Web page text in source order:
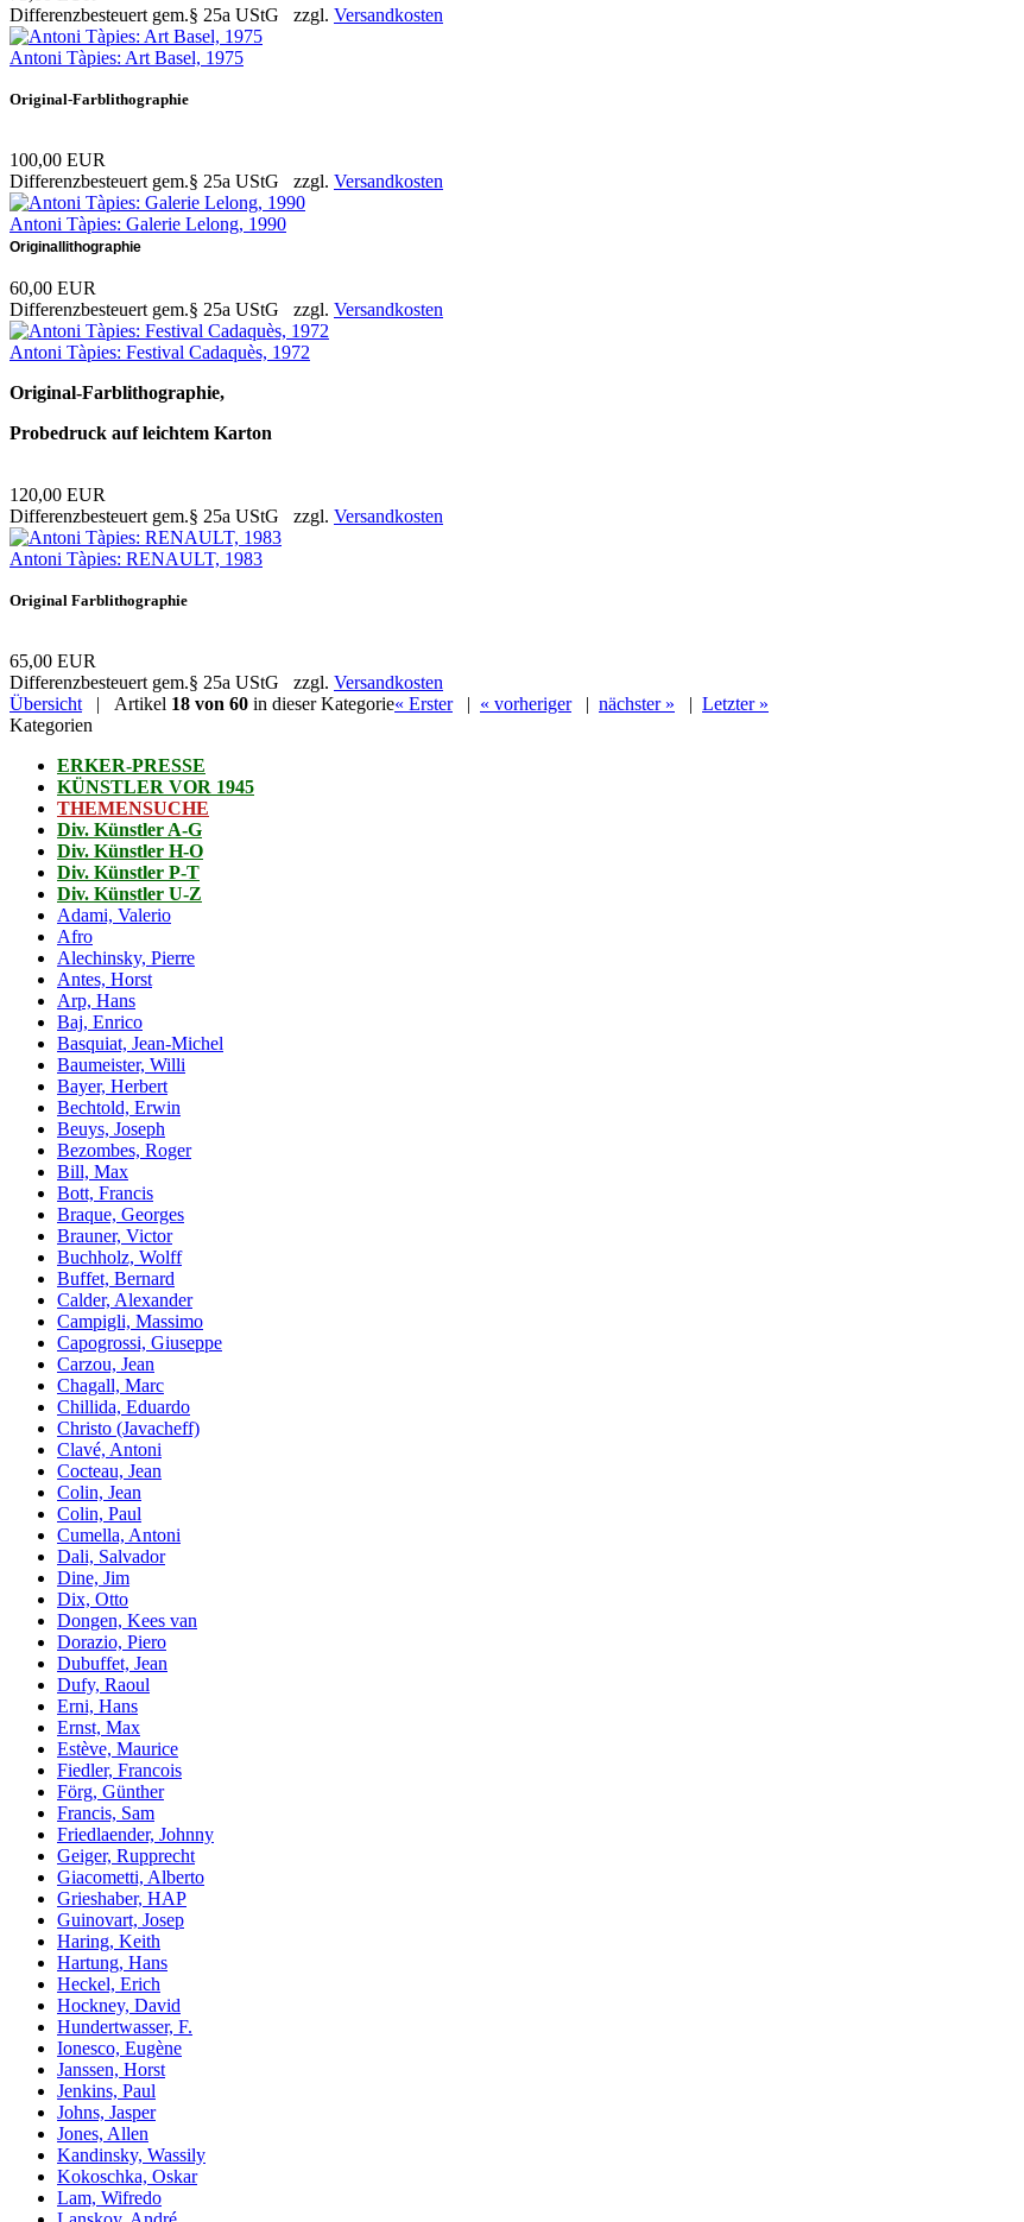
Differenzbesteuert gem.§ 25a UStG zzgl. Versandkosten
Antoni Tàpies: Art Basel, 1975
Original-Farblithographie
100,00 EUR
Differenzbesteuert gem.§ 25a UStG zzgl. Versandkosten
Antoni Tàpies: Galerie Lelong, 1990
Originallithographie
60,00 EUR
Differenzbesteuert gem.§ 25a UStG zzgl. Versandkosten
Antoni Tàpies: Festival Cadaquès, 1972
Original-Farblithographie,
Probedruck auf leichtem Karton
120,00 EUR
Differenzbesteuert gem.§ 25a UStG zzgl. Versandkosten
Antoni Tàpies: RENAULT, 1983
Original Farblithographie
65,00 EUR
Differenzbesteuert gem.§ 25a UStG zzgl. Versandkosten
Übersicht | Artikel 18 von 60 in dieser Kategorie« Erster| « vorheriger| nächster » | Letzter »
Kategorien
ERKER-PRESSE
KÜNSTLER VOR 1945
THEMENSUCHE
Div. Künstler A-G
Div. Künstler H-O
Div. Künstler P-T
Div. Künstler U-Z
Adami, Valerio
Afro
Alechinsky, Pierre
Antes, Horst
Arp, Hans
Baj, Enrico
Basquiat, Jean-Michel
Baumeister, Willi
Bayer, Herbert
Bechtold, Erwin
Beuys, Joseph
Bezombes, Roger
Bill, Max
Bott, Francis
Braque, Georges
Brauner, Victor
Buchholz, Wolff
Buffet, Bernard
Calder, Alexander
Campigli, Massimo
Capogrossi, Giuseppe
Carzou, Jean
Chagall, Marc
Chillida, Eduardo
Christo (Javacheff)
Clavé, Antoni
Cocteau, Jean
Colin, Jean
Colin, Paul
Cumella, Antoni
Dali, Salvador
Dine, Jim
Dix, Otto
Dongen, Kees van
Dorazio, Piero
Dubuffet, Jean
Dufy, Raoul
Erni, Hans
Ernst, Max
Estève, Maurice
Fiedler, Francois
Förg, Günther
Francis, Sam
Friedlaender, Johnny
Geiger, Rupprecht
Giacometti, Alberto
Grieshaber, HAP
Guinovart, Josep
Haring, Keith
Hartung, Hans
Heckel, Erich
Hockney, David
Hundertwasser, F.
Ionesco, Eugène
Janssen, Horst
Jenkins, Paul
Johns, Jasper
Jones, Allen
Kandinsky, Wassily
Kokoschka, Oskar
Lam, Wifredo